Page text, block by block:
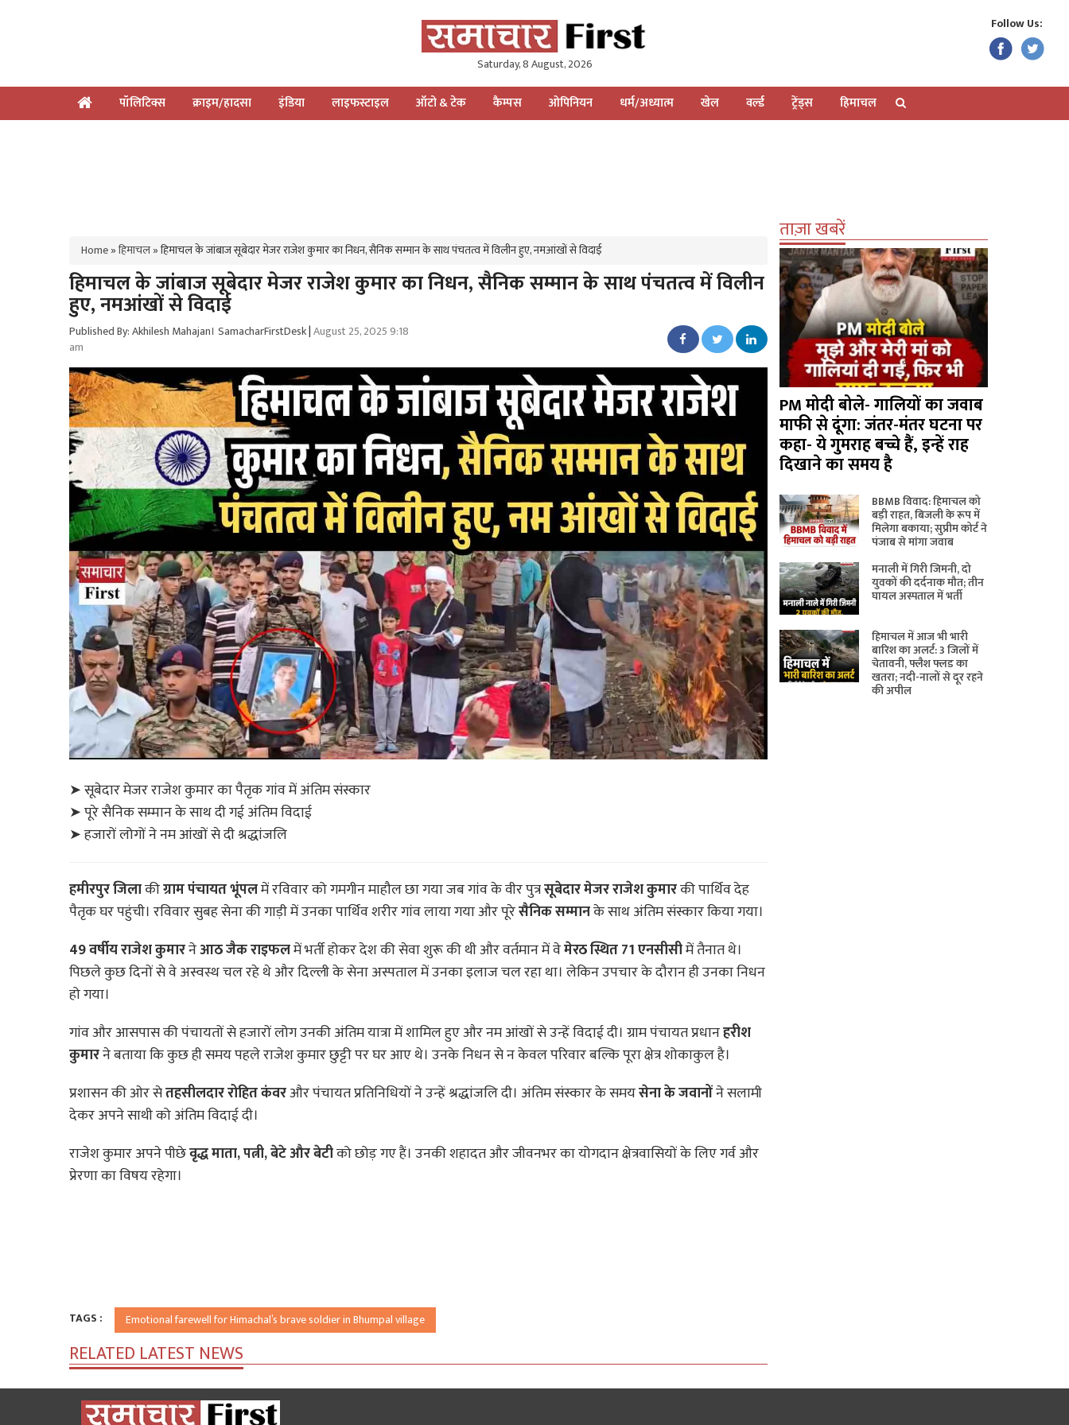
Saturday, 8 August, 2026
Follow Us:
पॉलिटिक्स क्राइम/हादसा इंडिया लाइफस्टाइल ऑटो & टेक कैम्पस ओपिनियन धर्म/अध्यात्म खेल वर्ल्ड ट्रेंड्स हिमाचल
Home»हिमाचल»हिमाचल के जांबाज सूबेदार मेजर राजेश कुमार का निधन, सैनिक सम्मान के साथ पंचतत्व में विलीन हुए, नमआंखों से विदाई
हिमाचल के जांबाज सूबेदार मेजर राजेश कुमार का निधन, सैनिक सम्मान के साथ पंचतत्व में विलीन
हुए, नमआंखों से विदाई
Published By: Akhilesh Mahajan। SamacharFirstDesk|August 25, 2025 9:18
am
➤ सूबेदार मेजर राजेश कुमार का पैतृक गांव में अंतिम संस्कार
➤ पूरे सैनिक सम्मान के साथ दी गई अंतिम विदाई
➤ हजारों लोगों ने नम आंखों से दी श्रद्धांजलि
हमीरपुर जिलाकीग्राम पंचायत भूंपलमें रविवार को गमगीन माहौल छा गया जब गांव के वीर पुत्रसूबेदार मेजर राजेश कुमारकी पार्थिव देह
पैतृक घर पहुंची। रविवार सुबह सेना की गाड़ी में उनका पार्थिव शरीर गांव लाया गया और पूरेसैनिक सम्मानके साथ अंतिम संस्कार किया गया।
49 वर्षीय राजेश कुमारनेआठ जैक राइफलमें भर्ती होकर देश की सेवा शुरू की थी और वर्तमान में वेमेरठ स्थित 71 एनसीसीमें तैनात थे।
पिछले कुछ दिनों से वे अस्वस्थ चल रहे थे और दिल्ली के सेना अस्पताल में उनका इलाज चल रहा था। लेकिन उपचार के दौरान ही उनका निधन
हो गया।
गांव और आसपास की पंचायतों से हजारों लोग उनकी अंतिम यात्रा में शामिल हुए और नम आंखों से उन्हें विदाई दी। ग्राम पंचायत प्रधानहरीश
कुमारने बताया कि कुछ ही समय पहले राजेश कुमार छुट्टी पर घर आए थे। उनके निधन से न केवल परिवार बल्कि पूरा क्षेत्र शोकाकुल है।
प्रशासन की ओर सेतहसीलदार रोहित कंवरऔर पंचायत प्रतिनिधियों ने उन्हें श्रद्धांजलि दी। अंतिम संस्कार के समयसेना के जवानोंने सलामी
देकर अपने साथी को अंतिम विदाई दी।
राजेश कुमार अपने पीछेवृद्ध माता, पत्नी, बेटे और बेटीको छोड़ गए हैं। उनकी शहादत और जीवनभर का योगदान क्षेत्रवासियों के लिए गर्व और
प्रेरणा का विषय रहेगा।
TAGS : Emotional farewell for Himachal’s brave soldier in Bhumpal village
RELATED LATEST NEWS
ताज़ा खबरें
PM मोदी बोले- गालियों का जवाब
माफी से दूंगा: जंतर-मंतर घटना पर
कहा- ये गुमराह बच्चे हैं, इन्हें राह
दिखाने का समय है
BBMB विवाद: हिमाचल को
बड़ी राहत, बिजली के रूप में
मिलेगा बकाया; सुप्रीम कोर्ट ने
पंजाब से मांगा जवाब
मनाली में गिरी जिमनी, दो
युवकों की दर्दनाक मौत; तीन
घायल अस्पताल में भर्ती
हिमाचल में आज भी भारी
बारिश का अलर्ट: 3 जिलों में
चेतावनी, फ्लैश फ्लड का
खतरा; नदी-नालों से दूर रहने
की अपील